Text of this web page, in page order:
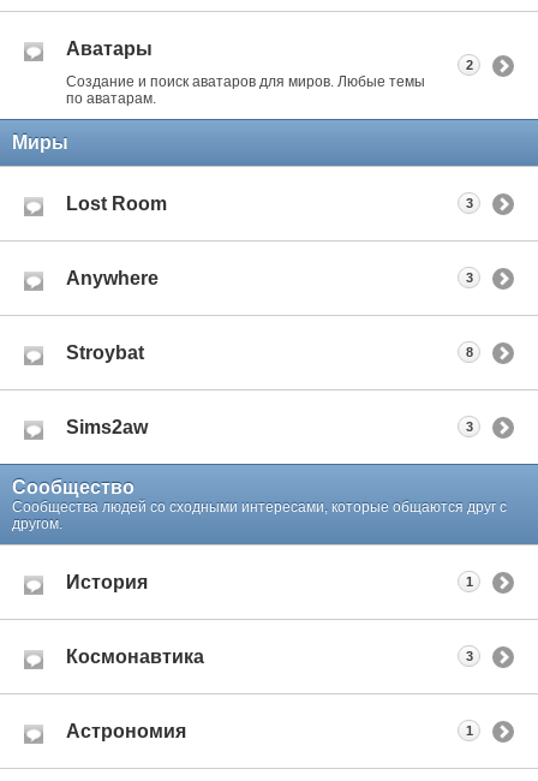
Аватары
Создание и поиск аватаров для миров. Любые темы
по аватарам.
2
Миры
Lost Room 3
Anywhere 3
Stroybat 8
Sims2aw 3
Сообщество
Сообщества людей со сходными интересами, которые общаются друг с
другом.
История 1
Космонавтика 3
Астрономия 1